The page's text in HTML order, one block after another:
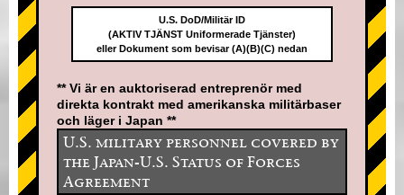
U.S. DoD/Militär ID
(AKTIV TJÄNST Uniformerade Tjänster)
eller Dokument som bevisar (A)(B)(C) nedan
** Vi är en auktoriserad entreprenör med
direkta kontrakt med amerikanska militärbaser
och läger i Japan **
U.S. military personnel covered by
the Japan-U.S. Status of Forces
Agreement